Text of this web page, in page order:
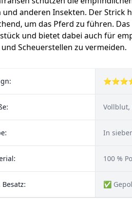
und anderen Insekten. Der Strick
um das Pferd zu führen.
und bietet dabei auch für
Scheuerstellen zu vermeiden.
Vollblut,
In
100 %
✅